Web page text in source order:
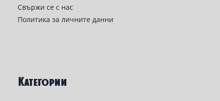
Свържи се с нас
Политика за личните данни
Категории